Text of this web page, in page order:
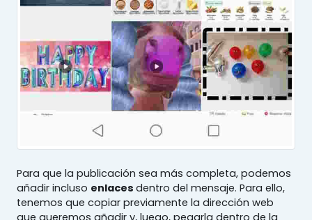
Para que la publicación sea más completa, podemos
añadir incluso enlaces dentro del mensaje. Para ello,
tenemos que copiar previamente la dirección web
que queremos añadir y, luego, pegarla dentro de la